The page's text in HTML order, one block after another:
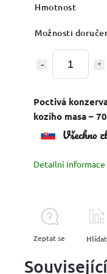
Hmotnost
Možnosti
Poctivá
kozího masa –
Detailní informace
Zeptat se Hlídat